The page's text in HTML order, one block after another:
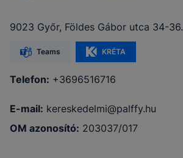
9023 Győr, Földes Gábor utca 34-36.
Teams KRÉTA
Telefon: +3696516716
E-mail: kereskedelmi@palffy.hu
OM azonosító: 203037/017